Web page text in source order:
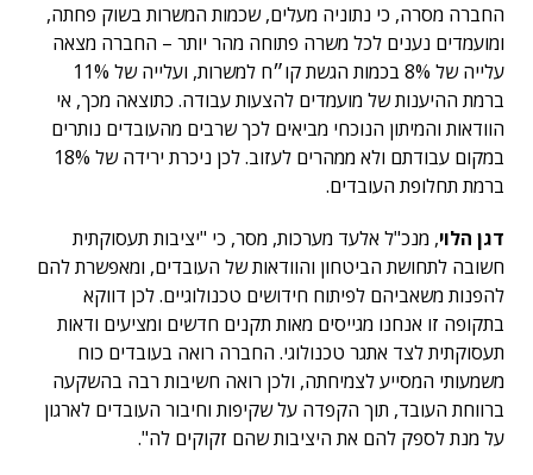
החברה מסרה, כי נתוניה מעלים, שכמות המשרות בשוק פחתה,
ומועמדים נענים לכל משרה פתוחה מהר יותר – החברה מצאה
עלייה של 8% בכמות הגשת קו״ח למשרות, ועלייה של 11%
ברמת ההיענות של מועמדים להצעות עבודה. כתוצאה מכך, אי
הוודאות והמיתון הנוכחי מביאים לכך שרבים מהעובדים נותרים
במקום עבודתם ולא ממהרים לעזוב. לכן ניכרת ירידה של 18%
ברמת תחלופת העובדים.
דגן הלוי, מנכ"ל אלעד מערכות, מסר, כי "יציבות תעסוקתית
חשובה לתחושת הביטחון והוודאות של העובדים, ומאפשרת להם
להפנות משאביהם לפיתוח חידושים טכנולוגיים. לכן דווקא
בתקופה זו אנחנו מגייסים מאות תקנים חדשים ומציעים ודאות
תעסוקתית לצד אתגר טכנולוגי. החברה רואה בעובדים כוח
משמעותי המסייע לצמיחתה, ולכן רואה חשיבות רבה בהשקעה
ברווחת העובד, תוך הקפדה על שקיפות וחיבור העובדים לארגון
על מנת לספק להם את היציבות שהם זקוקים לה".